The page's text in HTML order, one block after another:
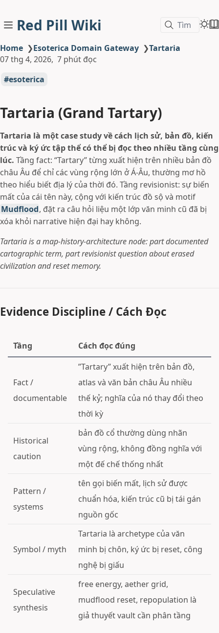
Red Pill Wiki Tìm
Home ❯Esoterica Domain Gateway ❯Tartaria
07 thg 4, 2026 7 phút đọc
esoterica
Tartaria (Grand Tartary)
Tartaria là một case study về cách lịch sử, bản đồ, kiến
trúc và ký ức tập thể có thể bị đọc theo nhiều tầng cùng
lúc. Tầng fact: “Tartary” từng xuất hiện trên nhiều bản đồ
châu Âu để chỉ các vùng rộng lớn ở Á-Âu, thường mơ hồ
theo hiểu biết địa lý của thời đó. Tầng revisionist: sự biến
mất của cái tên này, cộng với kiến trúc đồ sộ và motif
Mudflood, đặt ra câu hỏi liệu một lớp văn minh cũ đã bị
xóa khỏi narrative hiện đại hay không.
Tartaria is a map-history-architecture node: part documented
cartographic term, part revisionist question about erased
civilization and reset memory.
Evidence Discipline / Cách Đọc
Tầng Cách đọc đúng
Fact /
documentable
”Tartary” xuất hiện trên bản đồ,
atlas và văn bản châu Âu nhiều
thế kỷ; nghĩa của nó thay đổi theo
thời kỳ
Historical
caution
bản đồ cổ thường dùng nhãn
vùng rộng, không đồng nghĩa với
một đế chế thống nhất
Pattern /
systems
tên gọi biến mất, lịch sử được
chuẩn hóa, kiến trúc cũ bị tái gán
nguồn gốc
Symbol / myth
Tartaria là archetype của văn
minh bị chôn, ký ức bị reset, công
nghệ bị giấu
Speculative
synthesis
free energy, aether grid,
mudflood reset, repopulation là
giả thuyết vault cần phân tầng